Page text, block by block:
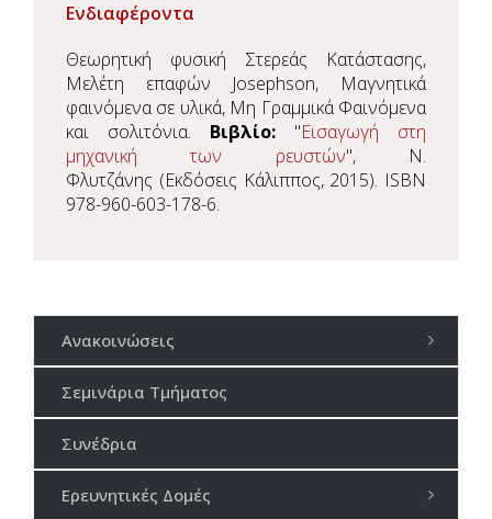
Ενδιαφέροντα
Θεωρητική φυσική Στερεάς Κατάστασης,
Μελέτη επαφών Josephson, Μαγνητικά
φαινόμενα σε υλικά, Μη Γραμμικά Φαινόμενα
και σολιτόνια. Βιβλίo: "Εισαγωγή στη
μηχανική των ρευστών", Ν.
Φλυτζάνης (Εκδόσεις Κάλιππος, 2015). ISBN
978-960-603-178-6.
Ανακοινώσεις
Σεμινάρια Τμήματος
Συνέδρια
Ερευνητικές Δομές